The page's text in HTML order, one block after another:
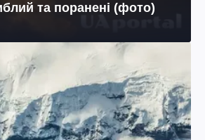
та поранені (фото)